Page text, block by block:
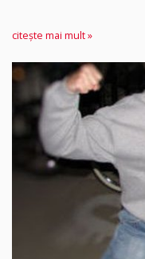
citește mai mult »